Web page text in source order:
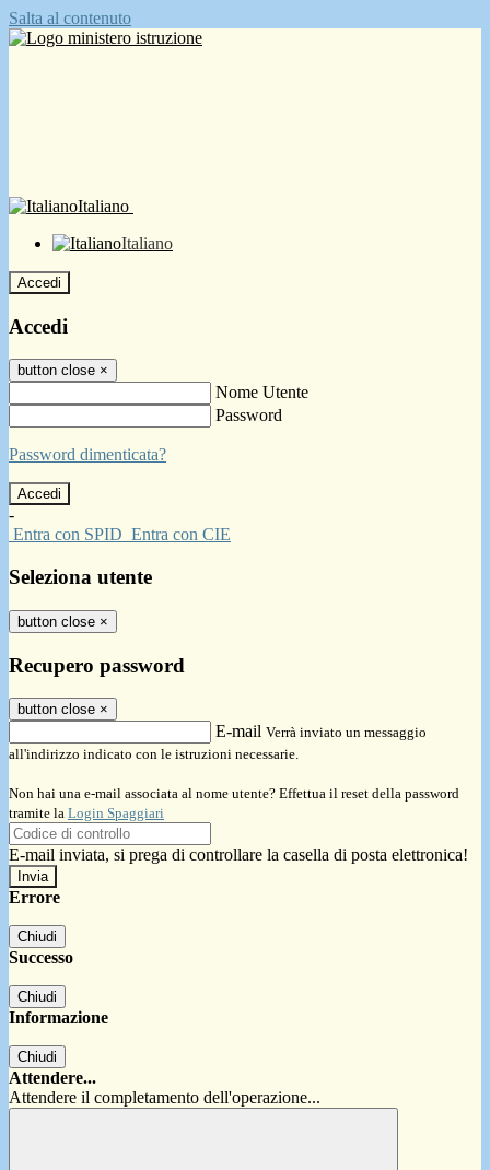
Salta al contenuto
Italiano
Italiano
Accedi
Accedi
button close ×
Nome Utente
Password
Password dimenticata?
-
Entra con SPID Entra con CIE
Seleziona utente
button close ×
Recupero password
button close ×
E-mail Verrà inviato un messaggio
all'indirizzo indicato con le istruzioni necessarie.
Non hai una e-mail associata al nome utente? Effettua il reset della password
tramite la Login Spaggiari
E-mail inviata, si prega di controllare la casella di posta elettronica!
Errore
Chiudi
Successo
Chiudi
Informazione
Chiudi
Attendere...
Attendere il completamento dell'operazione...